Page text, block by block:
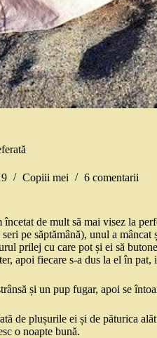
Copiii mei 6 comentarii
de mult să mai visez la
pe săptămână), unul a
prilej cu care pot și ei să
apoi fiecare s-a dus la el în pat,
și un pup fugar, apoi se
de plușurile ei și de păturica
o noapte bună.